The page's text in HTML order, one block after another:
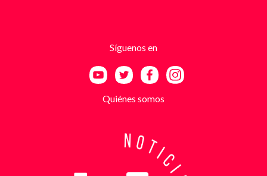
a las amenazas. Las exigencias económicas variaban
entre uno y cinco millones de pesos, dependiendo de
la supuesta “capacidad de pago” de cada víctima. A
antiextorsión que se extendió por varios sectores
investigadores revisaron más de 200 cámaras de
seguridad públicas y privadas, además de analizar
cerca de 300 horas de grabaciones, con el objetivo
de reconstruir los movimientos de los sospechosos
Síguenos en
Quiénes somos